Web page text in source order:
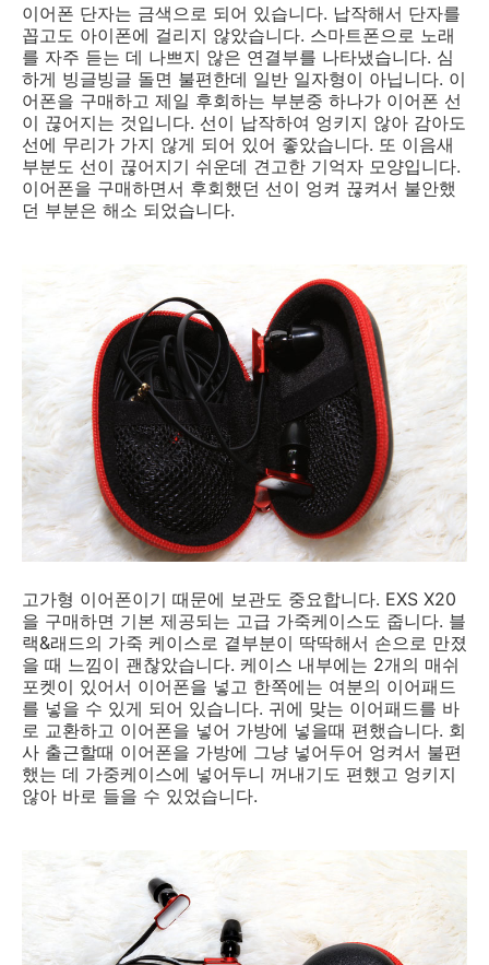
이어폰 단자는 금색으로 되어 있습니다. 납작해서 단자를
꼽고도 아이폰에 걸리지 않았습니다. 스마트폰으로 노래
를 자주 듣는 데 나쁘지 않은 연결부를 나타냈습니다. 심
하게 빙글빙글 돌면 불편한데 일반 일자형이 아닙니다. 이
어폰을 구매하고 제일 후회하는 부분중 하나가 이어폰 선
이 끊어지는 것입니다. 선이 납작하여 엉키지 않아 감아도
선에 무리가 가지 않게 되어 있어 좋았습니다. 또 이음새
부분도 선이 끊어지기 쉬운데 견고한 기억자 모양입니다.
이어폰을 구매하면서 후회했던 선이 엉켜 끊켜서 불안했
던 부분은 해소 되었습니다.
고가형 이어폰이기 때문에 보관도 중요합니다. EXS X20
을 구매하면 기본 제공되는 고급 가죽케이스도 줍니다. 블
랙&래드의 가죽 케이스로 곁부분이 딱딱해서 손으로 만졌
을 때 느낌이 괜찮았습니다. 케이스 내부에는 2개의 매쉬
포켓이 있어서 이어폰을 넣고 한쪽에는 여분의 이어패드
를 넣을 수 있게 되어 있습니다. 귀에 맞는 이어패드를 바
로 교환하고 이어폰을 넣어 가방에 넣을때 편했습니다. 회
사 출근할때 이어폰을 가방에 그냥 넣어두어 엉켜서 불편
했는 데 가중케이스에 넣어두니 꺼내기도 편했고 엉키지
않아 바로 들을 수 있었습니다.